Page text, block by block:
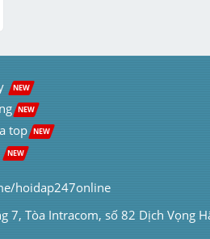
NEW
NEW
top NEW
NEW
hoidap247online
7, Tòa Intracom, số 82 Dịch Vọng